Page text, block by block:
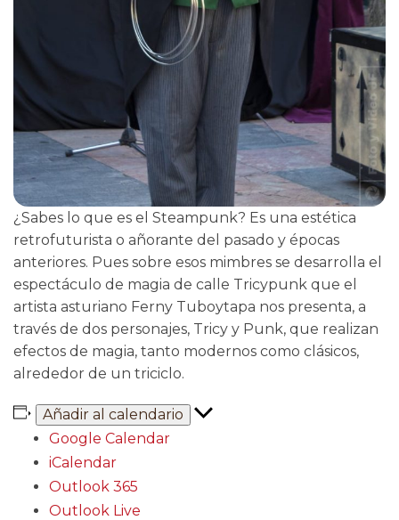
¿Sabes lo que es el Steampunk? Es una estética
retrofuturista o añorante del pasado y épocas
anteriores. Pues sobre esos mimbres se desarrolla el
espectáculo de magia de calle Tricypunk que el
artista asturiano Ferny Tuboytapa nos presenta, a
través de dos personajes, Tricy y Punk, que realizan
efectos de magia, tanto modernos como clásicos,
alrededor de un triciclo.
Añadir al calendario
Google Calendar
iCalendar
Outlook 365
Outlook Live